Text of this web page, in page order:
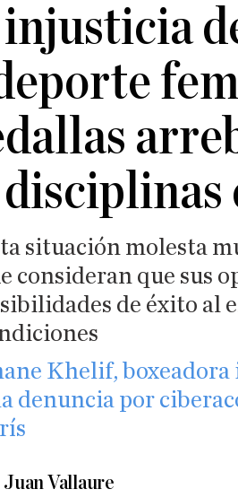
situación molesta
consideran que sus
de éxito al
Khelif, boxeadora
denuncia por
Juan Vallaure